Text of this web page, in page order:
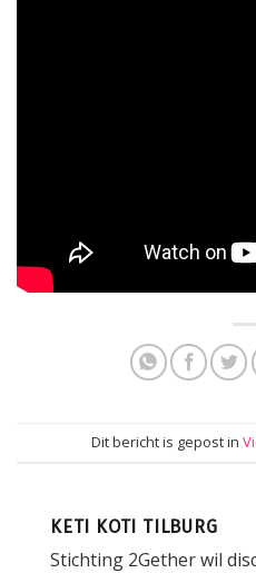
Dit bericht is gepost in
KETI KOTI TILBURG
Stichting 2Gether wil